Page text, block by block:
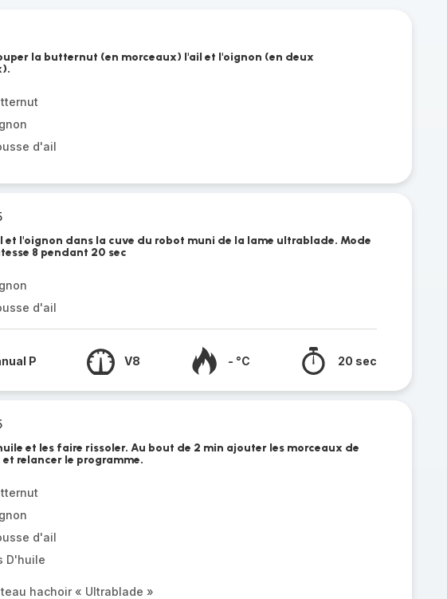
la butternut (en morceaux) l'ail et l'oignon (en deux
d'ail
et l'oignon dans la cuve du robot muni de la lame ultrablade. Mode
8 pendant 20 sec
d'ail
P V8 - °C 20 sec
et les faire rissoler. Au bout de 2 min ajouter les morceaux de
relancer le programme.
d'ail
D'huile
hachoir « Ultrablade »